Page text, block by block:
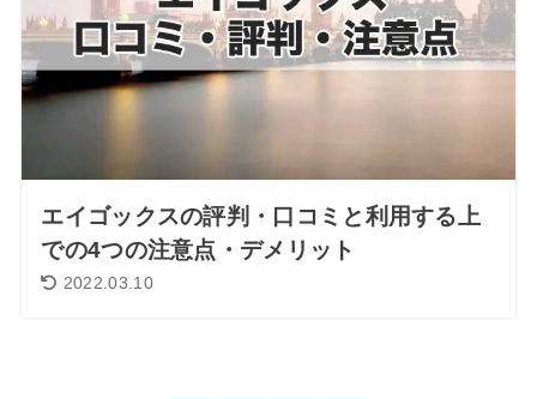
エイゴックスの評判・口コミと利用する上
での4つの注意点・デメリット
2022.03.10